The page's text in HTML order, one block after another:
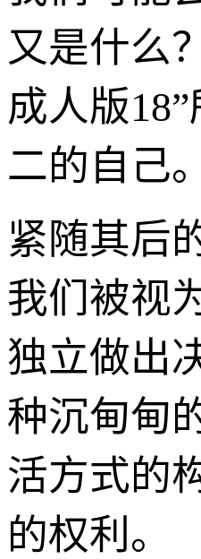
又是什么
成人版
二的自己。
紧随其后
我们被视
独立做出
种沉甸甸
活方式的
的权利。